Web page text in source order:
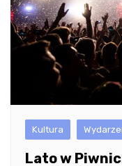
Kultura
Lato w